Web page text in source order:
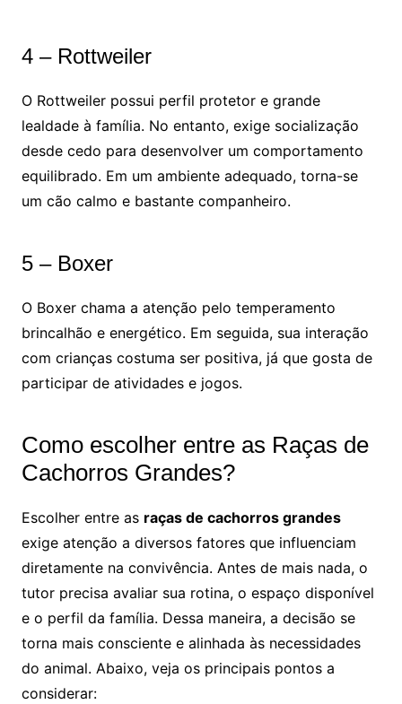
4 – Rottweiler
O Rottweiler possui perfil protetor e grande
lealdade à família. No entanto, exige socialização
desde cedo para desenvolver um comportamento
equilibrado. Em um ambiente adequado, torna-se
um cão calmo e bastante companheiro.
5 – Boxer
O Boxer chama a atenção pelo temperamento
brincalhão e energético. Em seguida, sua interação
com crianças costuma ser positiva, já que gosta de
participar de atividades e jogos.
Como escolher entre as Raças de
Cachorros Grandes?
Escolher entre as raças de cachorros grandes
exige atenção a diversos fatores que influenciam
diretamente na convivência. Antes de mais nada, o
tutor precisa avaliar sua rotina, o espaço disponível
e o perfil da família. Dessa maneira, a decisão se
torna mais consciente e alinhada às necessidades
do animal. Abaixo, veja os principais pontos a
considerar: